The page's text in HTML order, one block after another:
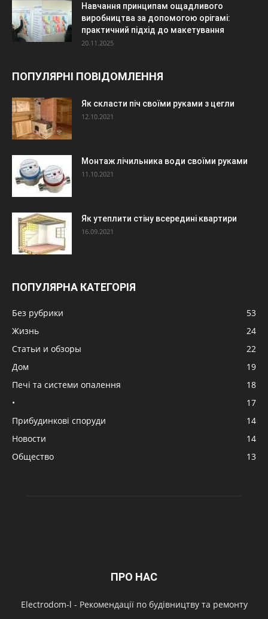
Навчання принципам ощадливого
виробництва за допомогою орігамі:
практичний підхід до макетування
20.11.2025
ПОПУЛЯРНІ ПОВІДОМЛЕННЯ
Як скласти піч своїми руками з цегли
12.10.2021
Монтаж лічильника води своїми руками
11.10.2021
Як утеплити стіну всередині квартири
16.09.2021
ПОПУЛЯРНА КАТЕГОРІЯ
Без рубрики
53
Жизнь
24
Статьи и обзоры
22
Дом
19
Печі та системи опалення
18
•
17
Прибудинкові споруди
14
Новости
14
Общество
13
ПРО НАС
Electrodom-l - Рекомендації по будівництву та ремонту